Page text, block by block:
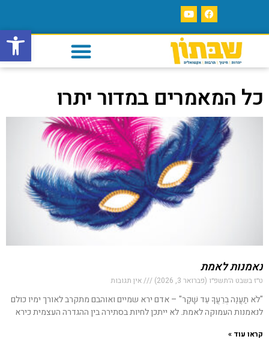
פתח
כל המאמרים במדור יתרו
נאמנות לאמת
ט״ז בשבט ה׳תשפ״ו (פברואר 3, 2026) אין תגובות
"לֹא תַעֲנֶה בְרֵעֲךָ עֵד שָׁקֶר" – אדם ירא שמיים ואוהבם מתקרב לאורך ימיו כולם
לנאמנות העמוקה לאמת. לא ייתכן לחיות בסתירה בין ההגדרה העצמית כירא
קראו עוד »